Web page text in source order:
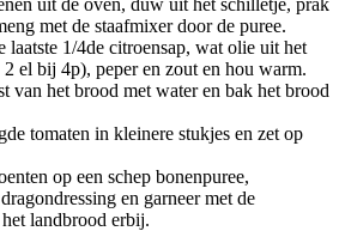
met de staafmixer door de puree.
laatste 1/4de citroensap, wat olie uit het
el bij 4p), peper en zout en hou warm.
van het brood met water en bak het brood
tomaten in kleinere stukjes en zet op
op een schep bonenpuree,
en garneer met de
landbrood erbij.